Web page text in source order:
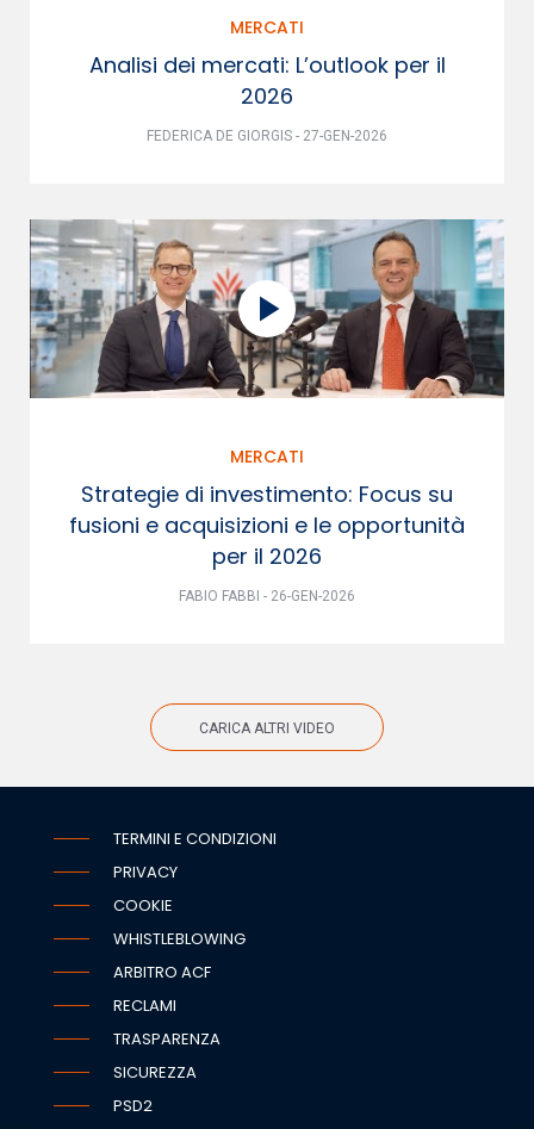
MERCATI
Analisi dei mercati: L’outlook per il
2026
FEDERICA DE GIORGIS - 27-GEN-2026
MERCATI
Strategie di investimento: Focus su
fusioni e acquisizioni e le opportunità
per il 2026
FABIO FABBI - 26-GEN-2026
CARICA ALTRI VIDEO
TERMINI E CONDIZIONI
PRIVACY
COOKIE
WHISTLEBLOWING
ARBITRO ACF
RECLAMI
TRASPARENZA
SICUREZZA
PSD2